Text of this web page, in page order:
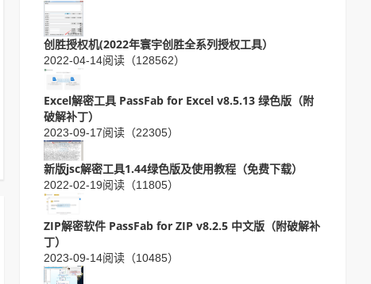
创胜授权机(2022年寰宇创胜全系列授权工具）
2022-04-14阅读（128562）
Excel解密工具 PassFab for Excel v8.5.13 绿色版（附
破解补丁）
2023-09-17阅读（22305）
新版jsc解密工具1.44绿色版及使用教程（免费下载）
2022-02-19阅读（11805）
ZIP解密软件 PassFab for ZIP v8.2.5 中文版（附破解补
丁）
2023-09-14阅读（10485）